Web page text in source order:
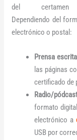
del
Dependiendo del
electrónico o postal:
Prensa
las páginas
certificado de
Radio/
formato
electrónico a
USB por